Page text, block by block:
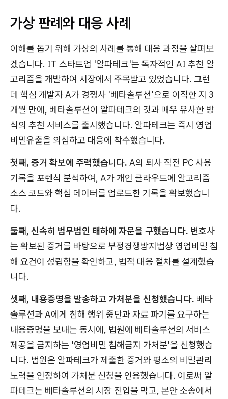
가상 판례와 대응 사례
이해를 돕기 위해 가상의 사례를 통해 대응 과정을 살펴보
겠습니다. IT 스타트업 '알파테크'는 독자적인 AI 추천 알
고리즘을 개발하여 시장에서 주목받고 있었습니다. 그런
데 핵심 개발자 A가 경쟁사 '베타솔루션'으로 이직한 지 3
개월 만에, 베타솔루션이 알파테크의 것과 매우 유사한 방
식의 추천 서비스를 출시했습니다. 알파테크는 즉시 영업
비밀유출을 의심하고 대응에 착수했습니다.
첫째, 증거 확보에 주력했습니다. A의 퇴사 직전 PC 사용
기록을 포렌식 분석하여, A가 개인 클라우드에 알고리즘
소스 코드와 핵심 데이터를 업로드한 기록을 확보했습니
다.
둘째, 신속히 법무법인 태하에 자문을 구했습니다. 변호사
는 확보된 증거를 바탕으로 부정경쟁방지법상 영업비밀 침
해 요건이 성립함을 확인하고, 법적 대응 절차를 설계했습
니다.
셋째, 내용증명을 발송하고 가처분을 신청했습니다. 베타
솔루션과 A에게 침해 행위 중단과 자료 파기를 요구하는
내용증명을 보내는 동시에, 법원에 베타솔루션의 서비스
제공을 금지하는 '영업비밀 침해금지 가처분'을 신청했습
니다. 법원은 알파테크가 제출한 증거와 평소의 비밀관리
노력을 인정하여 가처분 신청을 인용했습니다. 이로써 알
파테크는 베타솔루션의 시장 진입을 막고, 본안 소송에서